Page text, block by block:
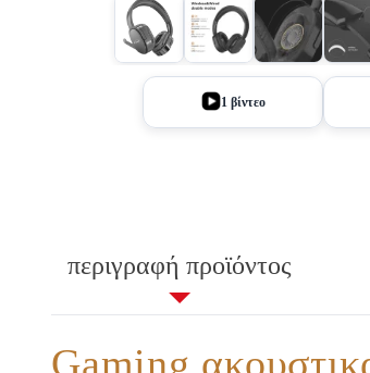
1 βίντεο
περιγραφή προϊόντος
Gaming